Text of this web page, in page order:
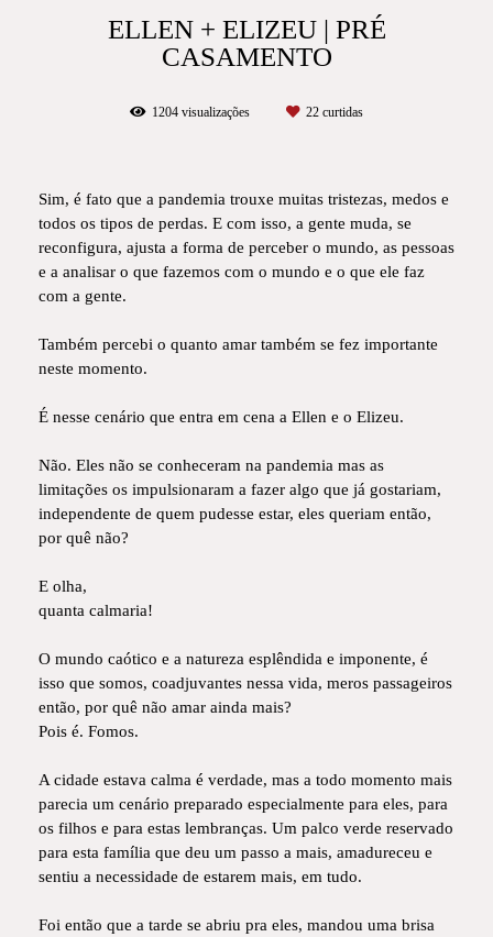
ELLEN + ELIZEU | PRÉ
CASAMENTO
1204 visualizações 22 curtidas
Sim, é fato que a pandemia trouxe muitas tristezas, medos e
todos os tipos de perdas. E com isso, a gente muda, se
reconfigura, ajusta a forma de perceber o mundo, as pessoas
e a analisar o que fazemos com o mundo e o que ele faz
com a gente.
Também percebi o quanto amar também se fez importante
neste momento.
É nesse cenário que entra em cena a Ellen e o Elizeu.
Não. Eles não se conheceram na pandemia mas as
limitações os impulsionaram a fazer algo que já gostariam,
independente de quem pudesse estar, eles queriam então,
por quê não?
E olha,
quanta calmaria!
O mundo caótico e a natureza esplêndida e imponente, é
isso que somos, coadjuvantes nessa vida, meros passageiros
então, por quê não amar ainda mais?
Pois é. Fomos.
A cidade estava calma é verdade, mas a todo momento mais
parecia um cenário preparado especialmente para eles, para
os filhos e para estas lembranças. Um palco verde reservado
para esta família que deu um passo a mais, amadureceu e
sentiu a necessidade de estarem mais, em tudo.
Foi então que a tarde se abriu pra eles, mandou uma brisa